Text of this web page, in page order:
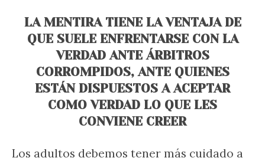
LA MENTIRA TIENE LA VENTAJA DE
QUE SUELE ENFRENTARSE CON LA
VERDAD ANTE ÁRBITROS
CORROMPIDOS, ANTE QUIENES
ESTÁN DISPUESTOS A ACEPTAR
COMO VERDAD LO QUE LES
CONVIENE CREER
Los adultos debemos tener más cuidado a